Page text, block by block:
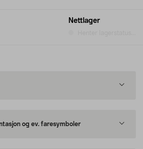
Nettlager
og ev. faresymboler